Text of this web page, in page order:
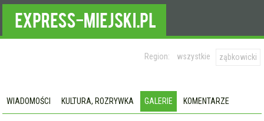
Region: wszystkie ząbkowicki
WIADOMOŚCI KULTURA, ROZRYWKA GALERIE KOMENTARZE